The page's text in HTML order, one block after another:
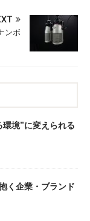
ンボ
境”に変えられる
く企業・ブランド